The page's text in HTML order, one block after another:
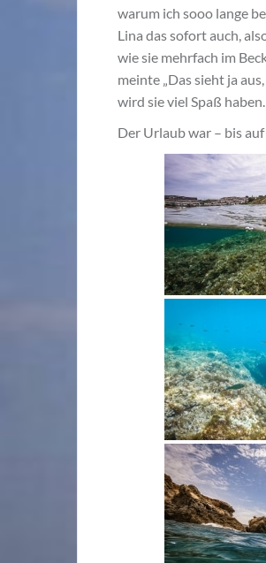
warum ich sooo lange
Lina das sofort auch,
wie sie mehrfach im
meinte „Das sieht ja
wird sie viel Spaß haben.
Der Urlaub war – bis